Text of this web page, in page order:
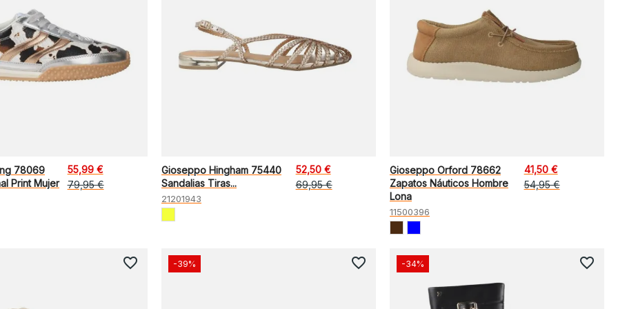
78069
Print Mujer
55,99 €
79,95 €
Gioseppo Hingham 75440
Sandalias Tiras...
21201943
52,50 €
69,95 €
Gioseppo Orford 78662
Zapatos Náuticos Hombre
Lona
11500396
41,50 €
54,95 €
favorite_border -39% favorite_border -34% favorite_border